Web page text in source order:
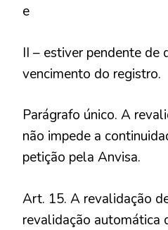
e
II – estiver pendente de
vencimento do registro.
Parágrafo único. A
não impede a
petição pela Anvisa.
Art. 15. A revalidação
revalidação automática